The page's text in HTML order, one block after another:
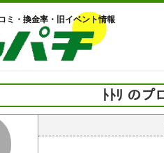
ミ・換金率・旧イベント情報
ﾄﾄﾘ のプ